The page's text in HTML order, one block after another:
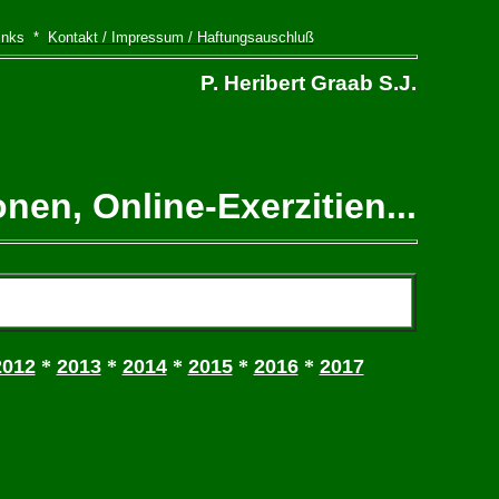
* Kontakt / Impressum / Haftungsauschluß
P. Heribert Graab S.J.
Online-Exerzitien...
* 2013* 2014* 2015* 2016* 2017